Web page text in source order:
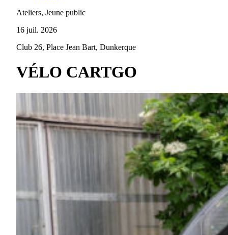
Ateliers, Jeune public
16 juil. 2026
Club 26, Place Jean Bart, Dunkerque
VÉLO CARTGO